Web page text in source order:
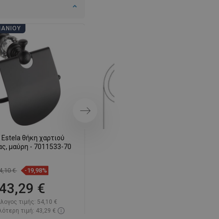
θήκη χαρτιού
μαύρη - 7011533-70
€ -19,98%
€
τιμής: 54,10 €
τιμή: 43,29 €
Επόμενο
PORTUGUESE
CROATIAN
GREEK
SLOVENIAN